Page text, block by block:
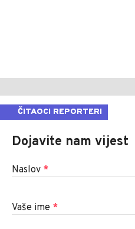
ČITAOCI REPORTERI
Dojavite nam vijest
Naslov *
Vaše ime *